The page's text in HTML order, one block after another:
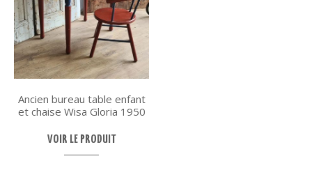
Ancien bureau table enfant
et chaise Wisa Gloria 1950
VOIR LE PRODUIT